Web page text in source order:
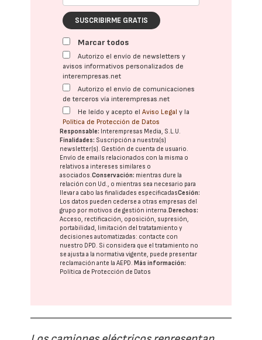
SUSCRIBIRME GRATIS
Marcar todos
Autorizo el envío de newsletters y
avisos informativos personalizados de
interempresas.net
Autorizo el envío de comunicaciones
de terceros vía interempresas.net
He leído y acepto elAviso Legal y la
Política de Protección de Datos
Responsable: Interempresas Media, S.L.U.
Finalidades: Suscripción a nuestra(s)
newsletter(s). Gestión de cuenta de usuario.
Envío de emails relacionados con la misma o
relativos a intereses similares o
asociados.Conservación: mientras dure la
relación con Ud., o mientras sea necesario para
llevar a cabo las finalidades especificadasCesión:
Los datos pueden cederse a otras empresas del
grupo por motivos de gestión interna.Derechos:
Acceso, rectificación, oposición, supresión,
portabilidad, limitación del tratatamiento y
decisiones automatizadas: contacte con
nuestro DPD. Si considera que el tratamiento no
se ajusta a la normativa vigente, puede presentar
reclamación ante laAEPD.Más información:
Política de Protección de Datos